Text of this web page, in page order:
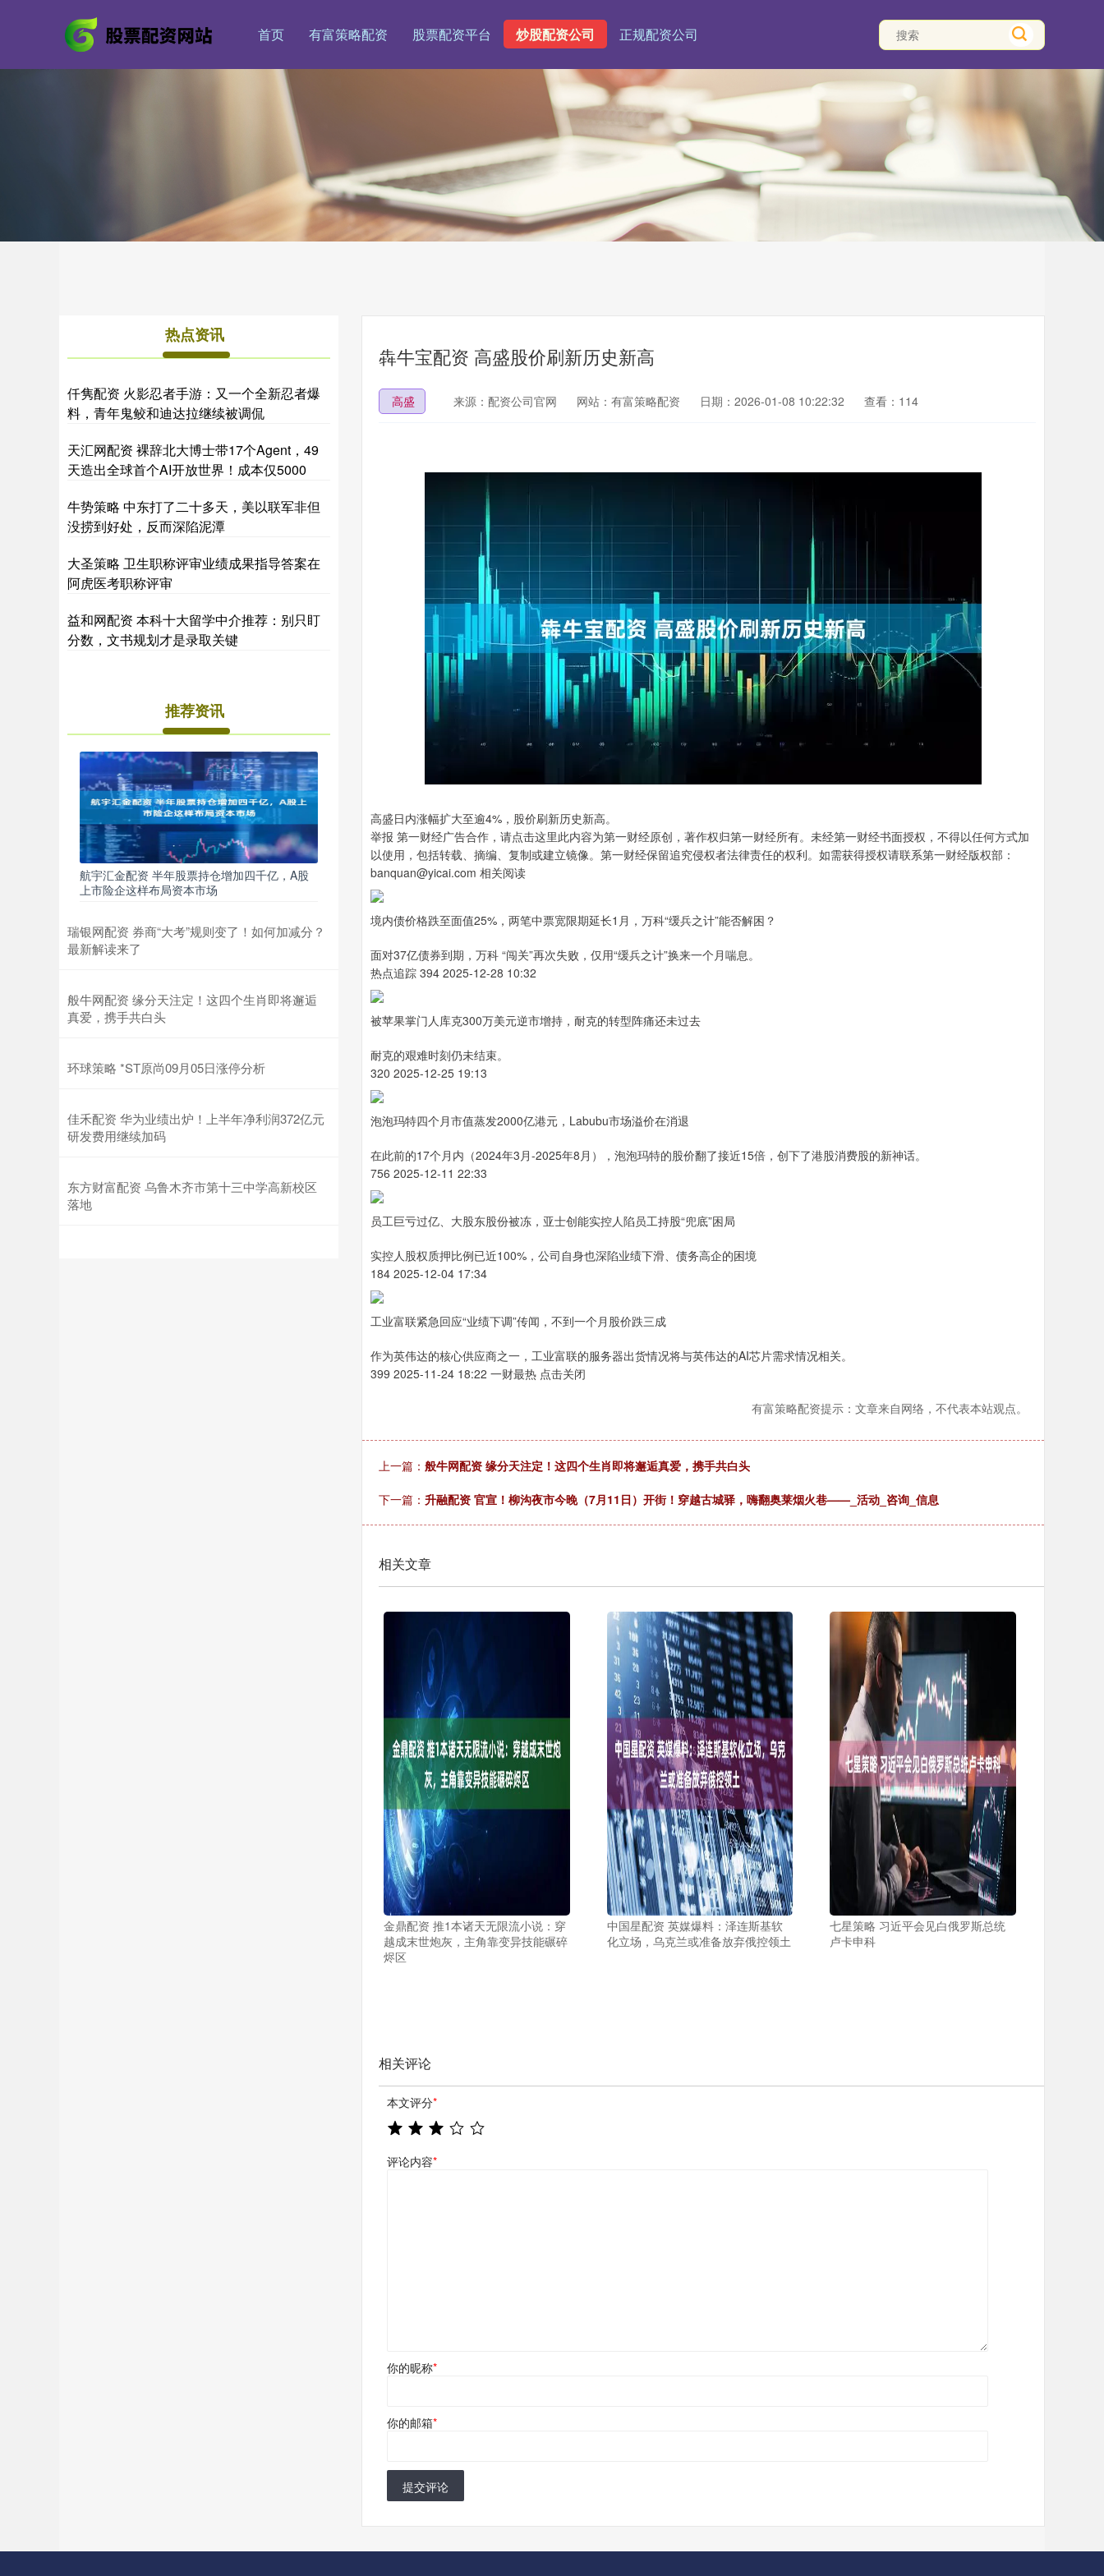
首页 有富策略配资 股票配资平台 炒股配资公司 正规配资公司
犇牛宝配资 高盛股价刷新历史新高
高盛 来源：配资公司官网 网站：有富策略配资 日期：2026-01-08 10:22:32 查看：114
高盛日内涨幅扩大至逾4%，股价刷新历史新高。
举报 第一财经广告合作，请点击这里此内容为第一财经原创，著作权归第一财经所有。未经第一财经书面授权，不得以任何方式加
以使用，包括转载、摘编、复制或建立镜像。第一财经保留追究侵权者法律责任的权利。如需获得授权请联系第一财经版权部：
banquan@yicai.com 相关阅读
境内债价格跌至面值25%，两笔中票宽限期延长1月，万科“缓兵之计”能否解困？
面对37亿债券到期，万科 “闯关”再次失败，仅用“缓兵之计”换来一个月喘息。
热点追踪 394 2025-12-28 10:32
被苹果掌门人库克300万美元逆市增持，耐克的转型阵痛还未过去
耐克的艰难时刻仍未结束。
320 2025-12-25 19:13
泡泡玛特四个月市值蒸发2000亿港元，Labubu市场溢价在消退
在此前的17个月内（2024年3月-2025年8月），泡泡玛特的股价翻了接近15倍，创下了港股消费股的新神话。
756 2025-12-11 22:33
员工巨亏过亿、大股东股份被冻，亚士创能实控人陷员工持股“兜底”困局
实控人股权质押比例已近100%，公司自身也深陷业绩下滑、债务高企的困境
184 2025-12-04 17:34
工业富联紧急回应“业绩下调”传闻，不到一个月股价跌三成
作为英伟达的核心供应商之一，工业富联的服务器出货情况将与英伟达的AI芯片需求情况相关。
399 2025-11-24 18:22 一财最热 点击关闭
有富策略配资提示：文章来自网络，不代表本站观点。
上一篇： 般牛网配资 缘分天注定！这四个生肖即将邂逅真爱，携手共白头
下一篇： 升融配资 官宣！柳沟夜市今晚（7月11日）开街！穿越古城驿，嗨翻奥莱烟火巷——_活动_咨询_信息
相关文章
金鼎配资 推1本诸天无限流小说：穿
越成末世炮灰，主角靠变异技能碾碎
烬区
中国星配资 英媒爆料：泽连斯基软
化立场，乌克兰或准备放弃俄控领土
七星策略 习近平会见白俄罗斯总统
卢卡申科
相关评论
本文评分*
评论内容*
你的昵称*
你的邮箱*
提交评论
热点资讯
仟隽配资 火影忍者手游：又一个全新忍者爆
料，青年鬼鲛和迪达拉继续被调侃
天汇网配资 裸辞北大博士带17个Agent，49
天造出全球首个AI开放世界！成本仅5000
牛势策略 中东打了二十多天，美以联军非但
没捞到好处，反而深陷泥潭
大圣策略 卫生职称评审业绩成果指导答案在
阿虎医考职称评审
益和网配资 本科十大留学中介推荐：别只盯
分数，文书规划才是录取关键
推荐资讯
航宇汇金配资 半年股票持仓增加四千亿，A股
上市险企这样布局资本市场
瑞银网配资 券商“大考”规则变了！如何加减分？
最新解读来了
般牛网配资 缘分天注定！这四个生肖即将邂逅
真爱，携手共白头
环球策略 *ST原尚09月05日涨停分析
佳禾配资 华为业绩出炉！上半年净利润372亿元
研发费用继续加码
东方财富配资 乌鲁木齐市第十三中学高新校区
落地